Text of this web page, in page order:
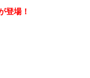
登場！